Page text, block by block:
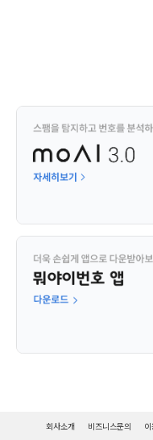
회사소개 비즈니스문의